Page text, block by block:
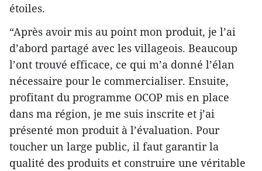
étoiles.
“Après avoir mis au point mon produit, je l’ai
d’abord partagé avec les villageois. Beaucoup
l’ont trouvé efficace, ce qui m’a donné l’élan
nécessaire pour le commercialiser. Ensuite,
profitant du programme OCOP mis en place
dans ma région, je me suis inscrite et j’ai
présenté mon produit à l’évaluation. Pour
toucher un large public, il faut garantir la
qualité des produits et construire une véritable